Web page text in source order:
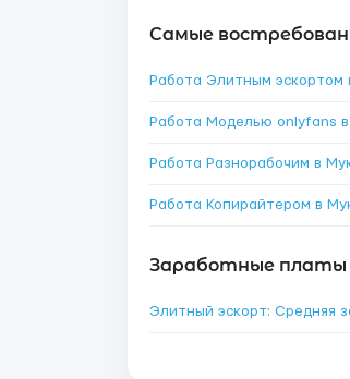
Самые
Работа Элитным эскортом
Работа Моделью onlyfans
Работа Разнорабочим в
Работа Копирайтером в
Заработные платы
Элитный эскорт: Средняя